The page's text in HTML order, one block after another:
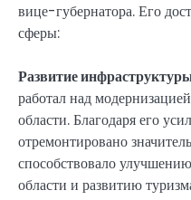
вице-губернатора. Его
сферы:
Развитие
работал над
области. Благодаря его
отремонтировано
способствовало
области и развитию